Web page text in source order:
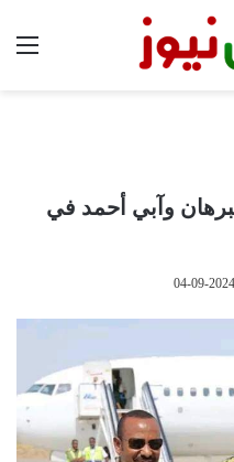
وآبي أحمد في